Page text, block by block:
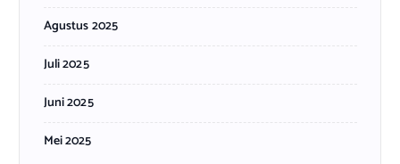
Agustus 2025
Juli 2025
Juni 2025
Mei 2025